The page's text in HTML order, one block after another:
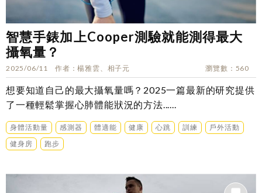
智慧手錶加上Cooper測驗就能測得最大
攝氧量？
2025/06/11 作者 楊雅雲、相子元 瀏覽數 560
想要知道自己的最大攝氧量嗎？2025一篇最新的研究提供
了一種輕鬆掌握心肺體能狀況的方法......
身體活動量 感測器 體適能 健康 心跳 訓練
戶外活動
健身房
跑步